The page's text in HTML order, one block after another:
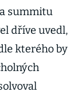
summitu
dříve uvedl,
kterého by